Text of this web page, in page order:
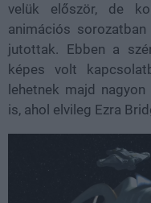
velük először, de
animációs
jutottak. Ebben a
képes volt
lehetnek majd
is, ahol elvileg Ezra